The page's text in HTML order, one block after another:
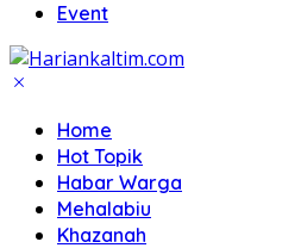
Event
Home
Hot Topik
Habar Warga
Mehalabiu
Khazanah